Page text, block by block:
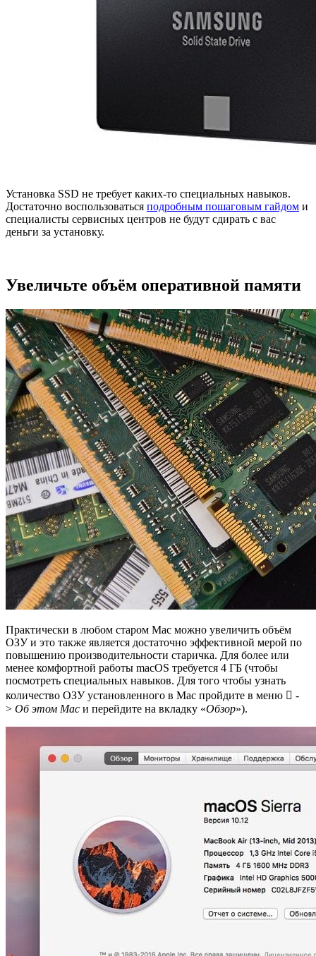
Установка SSD не требует каких-то специальных навыков.
Достаточно воспользоваться подробным пошаговым гайдом и
специалисты сервисных центров не будут сдирать с вас
деньги за установку.
Увеличьте объём оперативной памяти
Практически в любом старом Mac можно увеличить объём
ОЗУ и это также является достаточно эффективной мерой по
повышению производительности старичка. Для более или
менее комфортной работы macOS требуется 4 ГБ (чтобы
посмотреть специальных навыков. Для того чтобы узнать
количество ОЗУ установленного в Mac пройдите в меню  -
> Об этом Mac и перейдите на вкладку «Обзор»).